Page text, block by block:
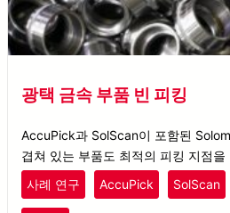
광택 금속 부품 빈 피킹
AccuPick과 SolScan이 포함된
겹쳐 있는 부품도 최적의 피킹 지점을
지원합니다.
사례 연구 AccuPick SolScan